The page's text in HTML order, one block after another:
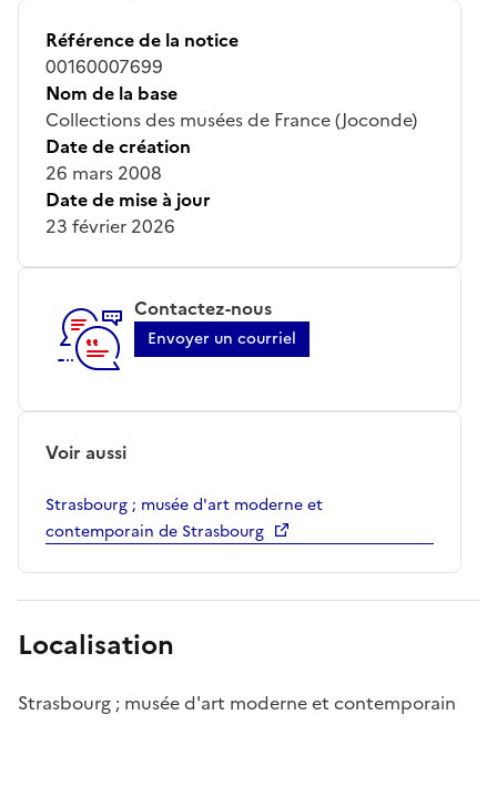
Référence de la notice
00160007699
Nom de la base
Collections des musées de France (Joconde)
Date de création
26 mars 2008
Date de mise à jour
23 février 2026
Contactez-nous
Envoyer un courriel
Voir aussi
Strasbourg ; musée d'art moderne et
contemporain de Strasbourg
Localisation
Strasbourg ; musée d'art moderne et contemporain